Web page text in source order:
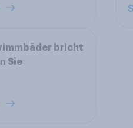
bricht
Sie